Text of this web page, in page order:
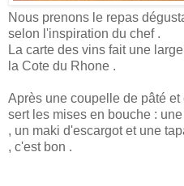
Nous prenons le repas
selon l'inspiration du chef .
La carte des vins fait une
la Cote du Rhone .
Après une coupelle de pâté
sert les mises en bouche :
, un maki d'escargot et une
, c'est bon .